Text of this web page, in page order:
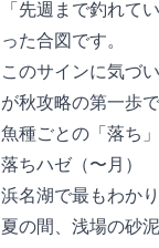
「先週まで釣れて
った合図です。
このサインに気づ
が秋攻略の第一歩で
魚種ごとの「落ち
落ちハゼ（10〜11月）
浜名湖で最もわか
夏の間、浅場の砂